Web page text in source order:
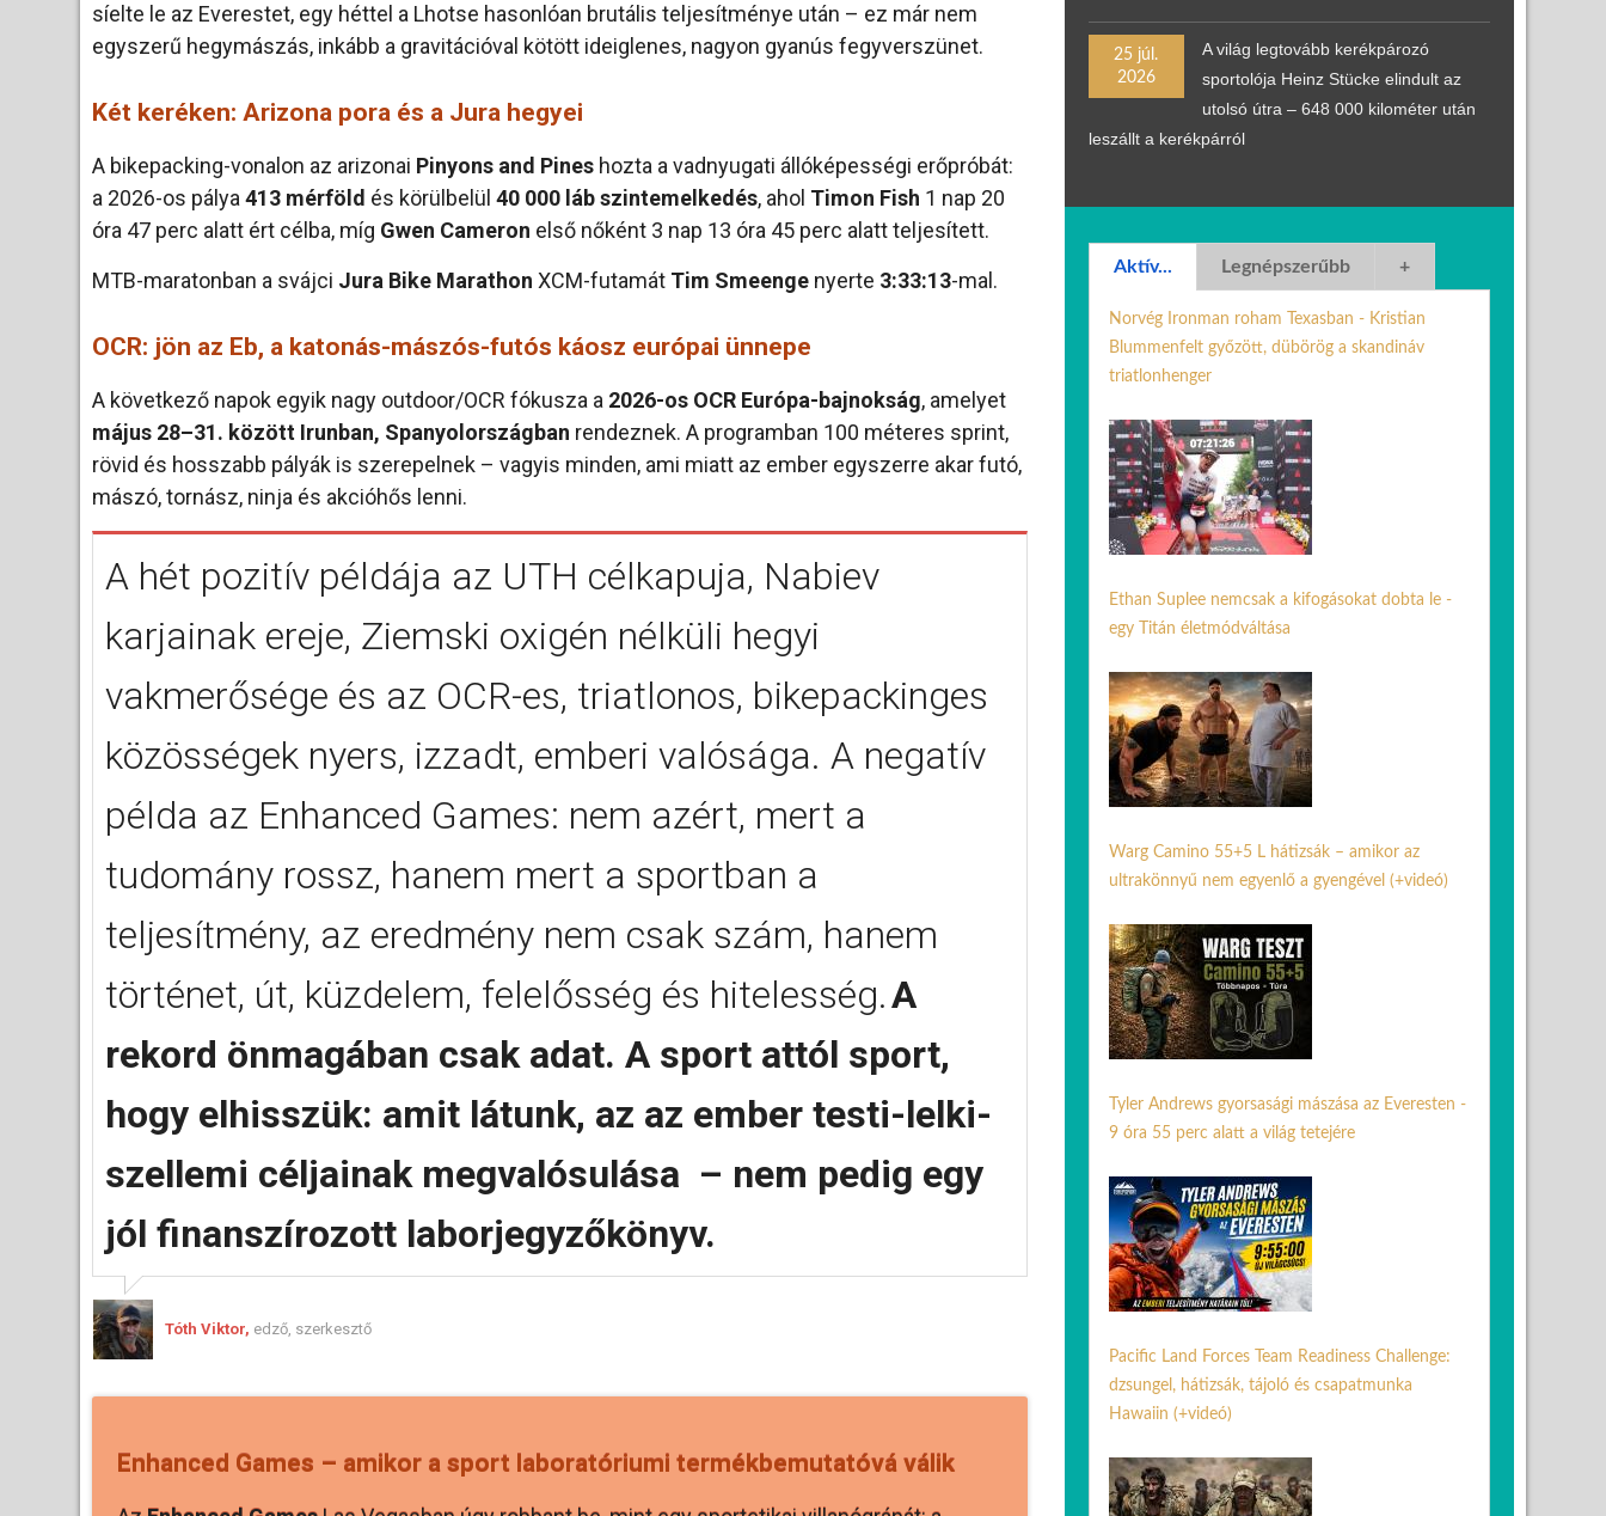
síelte le az Everestet, egy héttel a Lhotse hasonlóan brutális teljesítménye után – ez már nem
egyszerű hegymászás, inkább a gravitációval kötött ideiglenes, nagyon gyanús fegyverszünet.
Két keréken: Arizona pora és a Jura hegyei
A bikepacking-vonalon az arizonai Pinyons and Pines hozta a vadnyugati állóképességi erőpróbát:
a 2026-os pálya 413 mérföld és körülbelül 40 000 láb szintemelkedés, ahol Timon Fish 1 nap 20
óra 47 perc alatt ért célba, míg Gwen Cameron első nőként 3 nap 13 óra 45 perc alatt teljesített.
MTB-maratonban a svájci Jura Bike Marathon XCM-futamát Tim Smeenge nyerte 3:33:13-mal.
OCR: jön az Eb, a katonás-mászós-futós káosz európai ünnepe
A következő napok egyik nagy outdoor/OCR fókusza a 2026-os OCR Európa-bajnokság, amelyet
május 28–31. között Irunban, Spanyolországban rendeznek. A programban 100 méteres sprint,
rövid és hosszabb pályák is szerepelnek – vagyis minden, ami miatt az ember egyszerre akar futó,
mászó, tornász, ninja és akcióhős lenni.
A hét pozitív példája az UTH célkapuja, Nabiev
karjainak ereje, Ziemski oxigén nélküli hegyi
vakmerősége és az OCR-es, triatlonos, bikepackinges
közösségek nyers, izzadt, emberi valósága. A negatív
példa az Enhanced Games: nem azért, mert a
tudomány rossz, hanem mert a sportban a
teljesítmény, az eredmény nem csak szám, hanem
történet, út, küzdelem, felelősség és hitelesség.A
rekord önmagában csak adat. A sport attól sport,
hogy elhisszük: amit látunk, az az ember testi-lelki-
szellemi céljainak megvalósulása – nem pedig egy
jól finanszírozott laborjegyzőkönyv.
Tóth Viktor, edző, szerkesztő
Enhanced Games – amikor a sport laboratóriumi termékbemutatóvá válik
25 júl.
2026
A világ legtovább kerékpározó
sportolója Heinz Stücke elindult az
utolsó útra – 648 000 kilométer után
leszállt a kerékpárról
Aktív... Legnépszerűbb +
Norvég Ironman roham Texasban - Kristian
Blummenfelt győzött, dübörög a skandináv
triatlonhenger
Ethan Suplee nemcsak a kifogásokat dobta le -
egy Titán életmódváltása
Warg Camino 55+5 L hátizsák – amikor az
ultrakönnyű nem egyenlő a gyengével (+videó)
Tyler Andrews gyorsasági mászása az Everesten -
9 óra 55 perc alatt a világ tetejére
Pacific Land Forces Team Readiness Challenge:
dzsungel, hátizsák, tájoló és csapatmunka
Hawaiin (+videó)